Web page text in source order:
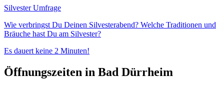
Silvester Umfrage
Wie verbringst Du Deinen Silvesterabend? Welche Traditionen und
Bräuche hast Du am Silvester?
Es dauert keine 2 Minuten!
Öffnungszeiten in Bad Dürrheim